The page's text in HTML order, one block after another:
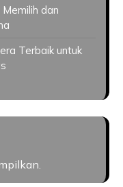
dan
Terbaik untuk